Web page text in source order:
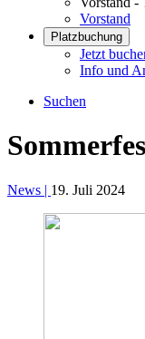
Vorstand
Platzbuchung
Jetzt
Info und
Suchen
News | 19. Juli 2024